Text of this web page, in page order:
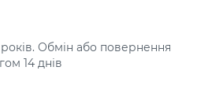
років. Обмін або повернення
14 днів